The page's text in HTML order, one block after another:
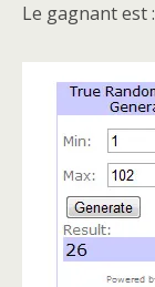
Le gagnant est :